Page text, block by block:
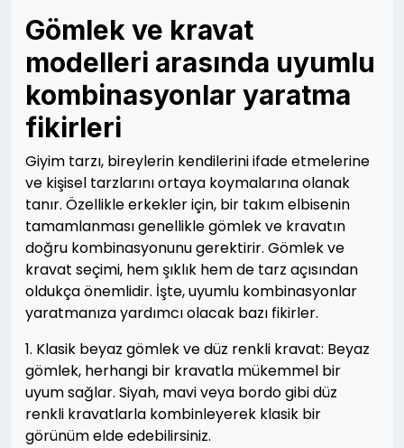
Gömlek ve kravat
modelleri arasında uyumlu
kombinasyonlar yaratma
fikirleri
Giyim tarzı, bireylerin kendilerini ifade etmelerine
ve kişisel tarzlarını ortaya koymalarına olanak
tanır. Özellikle erkekler için, bir takım elbisenin
tamamlanması genellikle gömlek ve kravatın
doğru kombinasyonunu gerektirir. Gömlek ve
kravat seçimi, hem şıklık hem de tarz açısından
oldukça önemlidir. İşte, uyumlu kombinasyonlar
yaratmanıza yardımcı olacak bazı fikirler.
1. Klasik beyaz gömlek ve düz renkli kravat: Beyaz
gömlek, herhangi bir kravatla mükemmel bir
uyum sağlar. Siyah, mavi veya bordo gibi düz
renkli kravatlarla kombinleyerek klasik bir
görünüm elde edebilirsiniz.